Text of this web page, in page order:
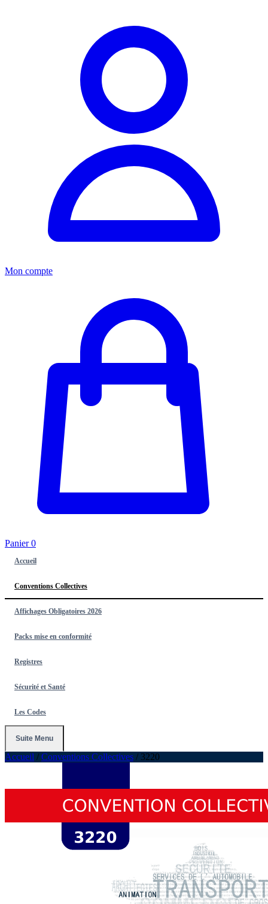
Mon compte
Panier0
Accueil
Conventions Collectives
Affichages Obligatoires 2026
Packs mise en conformité
Registres
Sécurité et Santé
Les Codes
Suite Menu
Accueil / Conventions Collectives / 3220